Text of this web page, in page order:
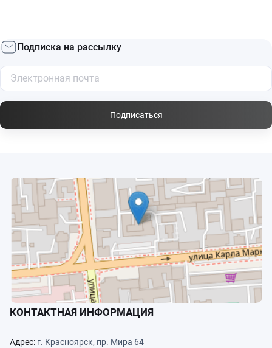
Подписка на рассылку
Подписаться
КОНТАКТНАЯ ИНФОРМАЦИЯ
Адрес: г. Красноярск, пр. Мира 64